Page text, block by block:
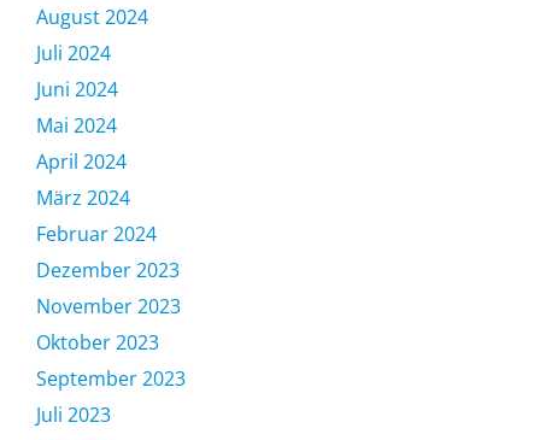
August 2024
Juli 2024
Juni 2024
Mai 2024
April 2024
März 2024
Februar 2024
Dezember 2023
November 2023
Oktober 2023
September 2023
Juli 2023